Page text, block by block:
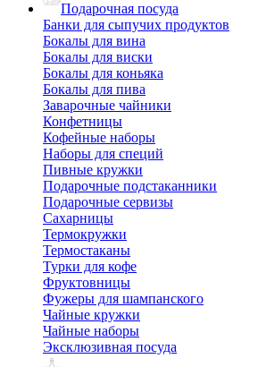
Подарочная посуда
Банки для сыпучих продуктов
Бокалы для вина
Бокалы для виски
Бокалы для коньяка
Бокалы для пива
Заварочные чайники
Конфетницы
Кофейные наборы
Наборы для специй
Пивные кружки
Подарочные подстаканники
Подарочные сервизы
Сахарницы
Термокружки
Термостаканы
Турки для кофе
Фруктовницы
Фужеры для шампанского
Чайные кружки
Чайные наборы
Эксклюзивная посуда